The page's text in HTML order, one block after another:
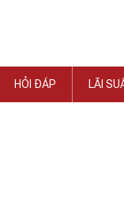
HỎI ĐÁP LÃI